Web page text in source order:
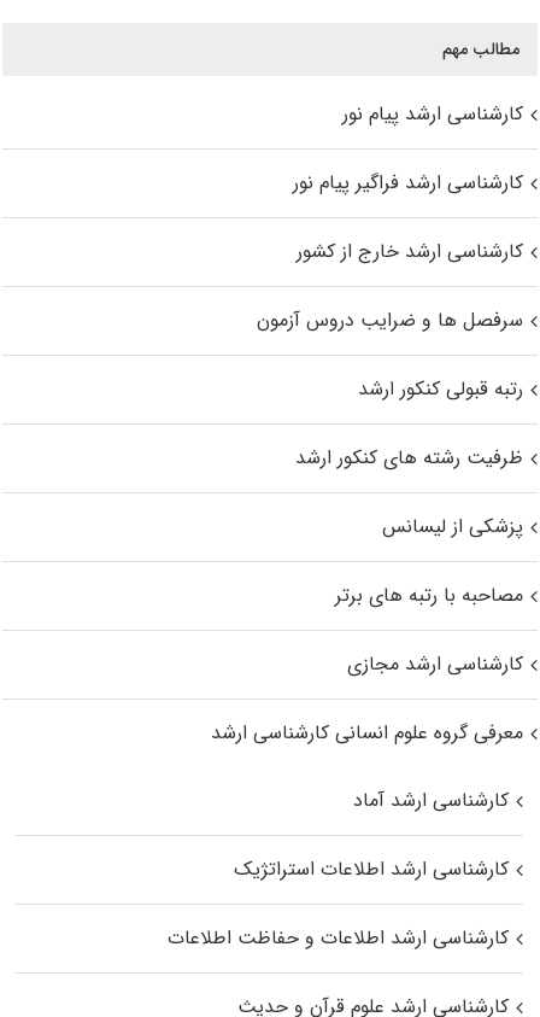
مطالب مهم
کارشناسی ارشد پیام نور
کارشناسی ارشد فراگیر پیام نور
کارشناسی ارشد خارج از کشور
سرفصل ها و ضرایب دروس آزمون
رتبه قبولی کنکور ارشد
ظرفیت رشته های کنکور ارشد
پزشکی از لیسانس
مصاحبه با رتبه های برتر
کارشناسی ارشد مجازی
معرفی گروه علوم انسانی کارشناسی ارشد
کارشناسی ارشد آماد
کارشناسی ارشد اطلاعات استراتژیک
کارشناسی ارشد اطلاعات و حفاظت اطلاعات
کارشناسی ارشد علوم قرآن و حدیث